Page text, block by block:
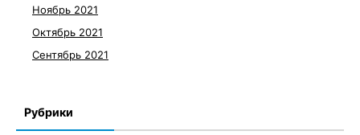
Ноябрь 2021
Октябрь 2021
Сентябрь 2021
Рубрики